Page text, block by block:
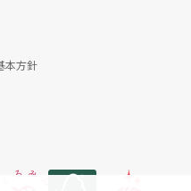
本方針